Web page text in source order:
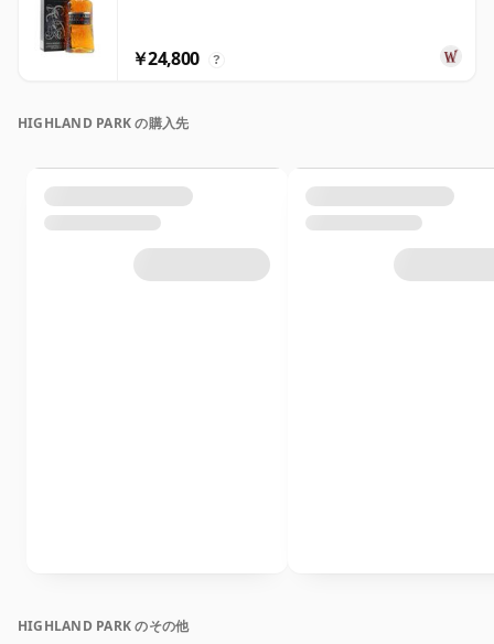
￥24,800 ?
HIGHLAND PARK の購入先
HIGHLAND PARK のその他